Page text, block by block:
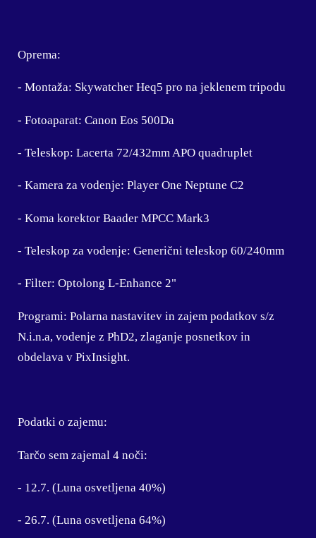
Oprema:
- Montaža: Skywatcher Heq5 pro na jeklenem tripodu
- Fotoaparat: Canon Eos 500Da
- Teleskop: Lacerta 72/432mm APO quadruplet
- Kamera za vodenje: Player One Neptune C2
- Koma korektor Baader MPCC Mark3
- Teleskop za vodenje: Generični teleskop 60/240mm
- Filter: Optolong L-Enhance 2"
Programi: Polarna nastavitev in zajem podatkov s/z
N.i.n.a, vodenje z PhD2, zlaganje posnetkov in
obdelava v PixInsight.
Podatki o zajemu:
Tarčo sem zajemal 4 noči:
- 12.7. (Luna osvetljena 40%)
- 26.7. (Luna osvetljena 64%)